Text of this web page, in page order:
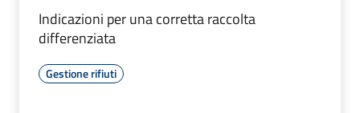
Indicazioni per una corretta raccolta
differenziata
Gestione rifiuti